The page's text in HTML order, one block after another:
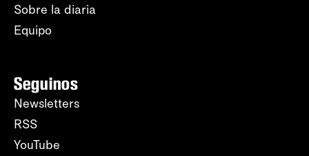
Sobre la diaria
Equipo
Seguinos
Newsletters
RSS
YouTube